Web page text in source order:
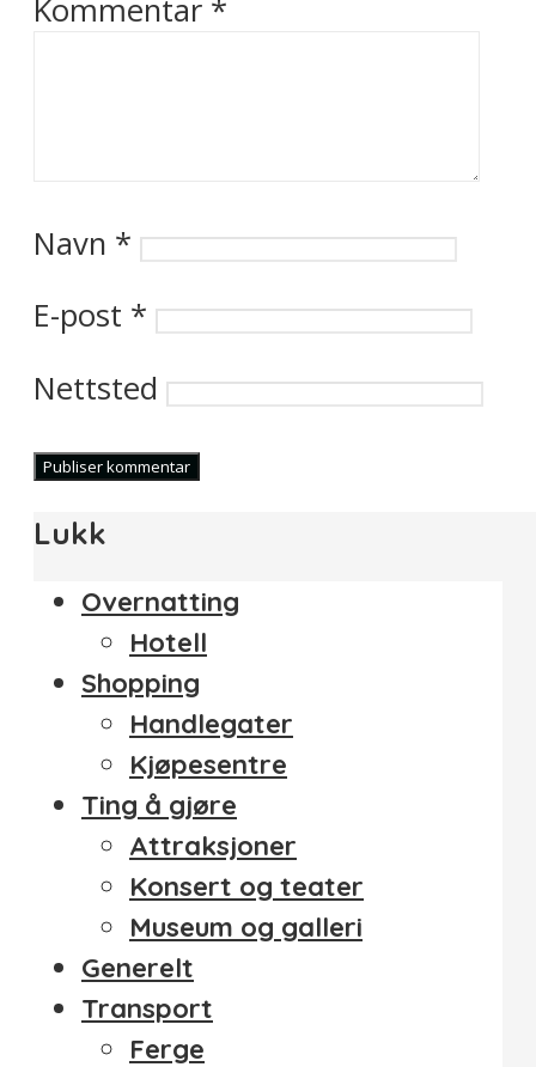
Kommentar *
Navn *
E-post *
Nettsted
Lukk
Overnatting
Hotell
Shopping
Handlegater
Kjøpesentre
Ting å gjøre
Attraksjoner
Konsert og teater
Museum og galleri
Generelt
Transport
Ferge